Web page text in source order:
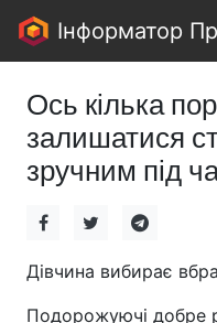
Інформатор
Ось кілька
залишатися
зручним під
Дівчина вибирає
Подорожуючі добре